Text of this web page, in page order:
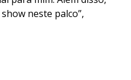
neste palco”,